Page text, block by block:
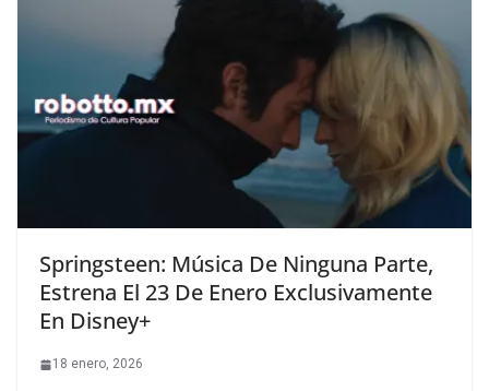
Springsteen: Música De Ninguna Parte,
Estrena El 23 De Enero Exclusivamente
En Disney+
18 enero, 2026